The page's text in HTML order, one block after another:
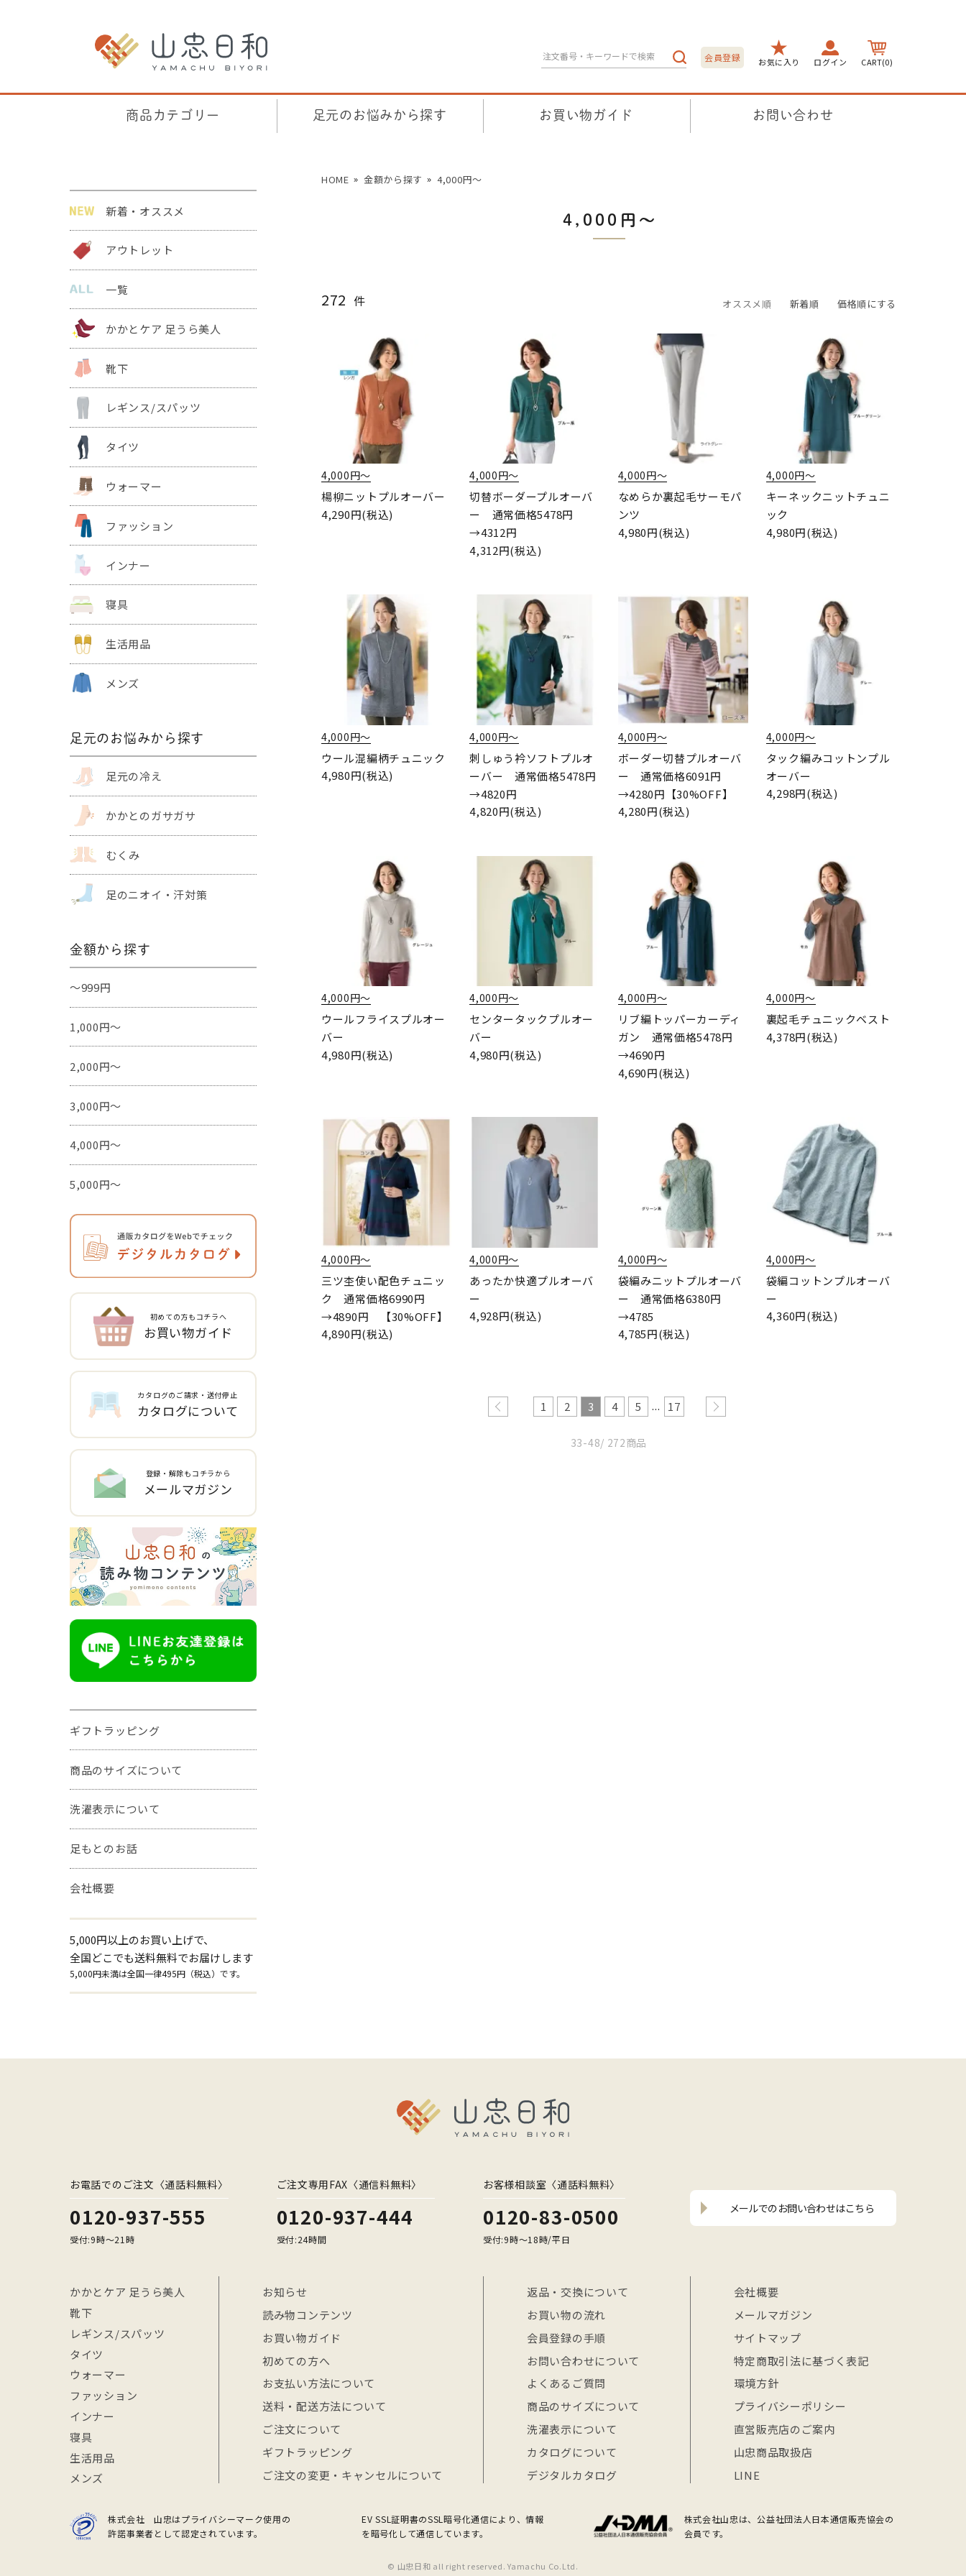
会員登録 お気に入り ログイン CART(0)
商品カテゴリー 足元のお悩みから探す お買い物ガイド お問い合わせ
新着・オススメ
アウトレット
一覧
かかとケア 足うら美人
靴下
レギンス/スパッツ
タイツ
ウォーマー
ファッション
インナー
寝具
生活用品
メンズ
足元のお悩みから探す
足元の冷え
かかとのガサガサ
むくみ
足のニオイ・ 汗対策
金額から探す
～999円
1,000円～
2,000円～
3,000円～
4,000円～
5,000円～
初めての方もコチラへ
お買い物ガイド
カタログのご請求・送付停止
カタログについて
登録・解除もコチラから
メールマガジン
ギフトラッピング
商品のサイズについて
洗濯表示について
足もとのお話
会社概要
5,000円以上のお買い上げで、
全国どこでも送料無料でお届けします
5,000円未満は全国一律495円（税込）です。
HOME 金額から探す 4,000円〜
4,000円〜
272 件 オススメ順 新着順 価格順にする
4,000円〜
楊柳ニットプルオーバー
4,290円(税込)
4,000円〜
切替ボーダープルオーバ
ー 通常価格5478円
→4312円
4,312円(税込)
4,000円〜
なめらか裏起毛サーモパ
ンツ
4,980円(税込)
4,000円〜
キーネックニットチュニ
ック
4,980円(税込)
4,000円〜
ウール混編柄チュニック
4,980円(税込)
4,000円〜
刺しゅう衿ソフトプルオ
ーバー 通常価格5478円
→4820円
4,820円(税込)
4,000円〜
ボーダー切替プルオーバ
ー 通常価格6091円
→4280円【30%OFF】
4,280円(税込)
4,000円〜
タック編みコットンプル
オーバー
4,298円(税込)
4,000円〜
ウールフライスプルオー
バー
4,980円(税込)
4,000円〜
センタータックプルオー
バー
4,980円(税込)
4,000円〜
リブ編トッパーカーディ
ガン 通常価格5478円
→4690円
4,690円(税込)
4,000円〜
裏起毛チュニックベスト
4,378円(税込)
4,000円〜
三ツ杢使い配色チュニッ
ク 通常価格6990円
→4890円 【30%OFF】
4,890円(税込)
4,000円〜
あったか快適プルオーバ
ー
4,928円(税込)
4,000円〜
袋編みニットプルオーバ
ー 通常価格6380円
→4785
4,785円(税込)
4,000円〜
袋編コットンプルオーバ
ー
4,360円(税込)
1 2 3 4 5 ... 17
33-48/ 272商品
お電話でのご注文〈通話料無料〉
0120-937-555
受付:9時〜21時
ご注文専用FAX〈通信料無料〉
0120-937-444
受付:24時間
お客様相談室〈通話料無料〉
0120-83-0500
受付:9時〜18時/平日
メールでのお問い合わせはこちら
かかとケア 足うら美人
靴下
レギンス/スパッツ
タイツ
ウォーマー
ファッション
インナー
寝具
生活用品
メンズ
お知らせ
読み物コンテンツ
お買い物ガイド
初めての方へ
お支払い方法について
送料・配送方法について
ご注文について
ギフトラッピング
ご注文の変更・キャンセルについて
返品・交換について
お買い物の流れ
会員登録の手順
お問い合わせについて
よくあるご質問
商品のサイズについて
洗濯表示について
カタログについて
デジタルカタログ
会社概要
メールマガジン
サイトマップ
特定商取引法に基づく表記
環境方針
プライバシーポリシー
直営販売店のご案内
山忠商品取扱店
LINE
株式会社 山忠はプライバシーマーク使用の
許諾事業者として認定されています。
EV SSL証明書のSSL暗号化通信により、情報
を暗号化して通信しています。
株式会社山忠は、公益社団法人日本通信販売協会の
会員です。
© 山忠日和 all right reserved. Yamachu Co.Ltd.